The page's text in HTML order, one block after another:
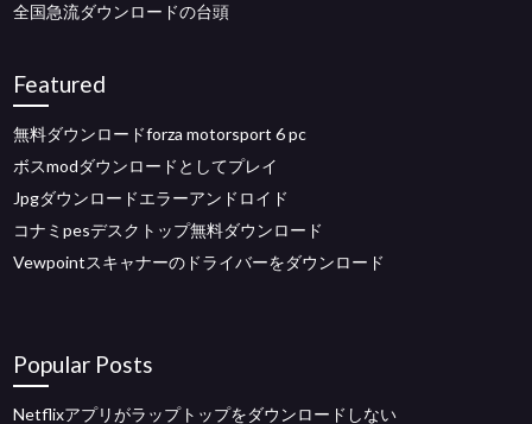
全国急流ダウンロードの台頭
Featured
無料ダウンロードforza motorsport 6 pc
ボスmodダウンロードとしてプレイ
Jpgダウンロードエラーアンドロイド
コナミpesデスクトップ無料ダウンロード
Vewpointスキャナーのドライバーをダウンロード
Popular Posts
Netflixアプリがラップトップをダウンロードしない